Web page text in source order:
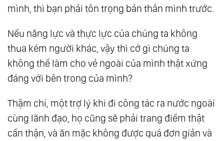
mình, thì bạn phải tôn trọng bản thân mình trước.
Nếu năng lực và thực lực của chúng ta không
thua kém người khác, vậy thì cớ gì chúng ta
không thể làm cho vẻ ngoài của mình thật xứng
đáng với bên trong của mình?
Thậm chí, một trợ lý khi đi công tác ra nước ngoài
cùng lãnh đạo, họ cũng sẽ phải trang điểm thật
cẩn thận, và ăn mặc không được quá đơn giản và